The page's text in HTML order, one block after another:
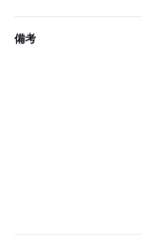
備考